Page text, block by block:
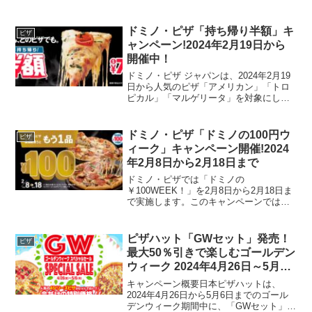
タ」が特別価格で提供されます。セール
内容ピザハ...
ピザ
ドミノ・ピザ「持ち帰り半額」キ
ャンペーン!2024年2月19日から
開催中！
ドミノ・ピザ ジャパンは、2024年2月19
日から人気のピザ「アメリカン」「トロ
ピカル」「マルゲリータ」を対象にした
りで注文すると、Sサイズが790円からの
特別価格で提...
ピザ
ドミノ・ピザ「ドミノの100円ウ
ィーク」キャンペーン開催!2024
年2月8日から2月18日まで
ドミノ・ピザでは「ドミノの
￥100WEEK！」を2月8日から2月18日ま
で実施します。このキャンペーンでは、1
す。ピザ、マイドミノ、ピザライスボウ
ル、ピザパスタボウ...
ピザ
ピザハット「GWセット」発売！
最大50％引きで楽しむゴールデン
ウィーク 2024年4月26日～5月6
日
キャンペーン概要日本ピザハットは、
2024年4月26日から5月6日までのゴール
デンウィーク期間中に、「GWセット」を